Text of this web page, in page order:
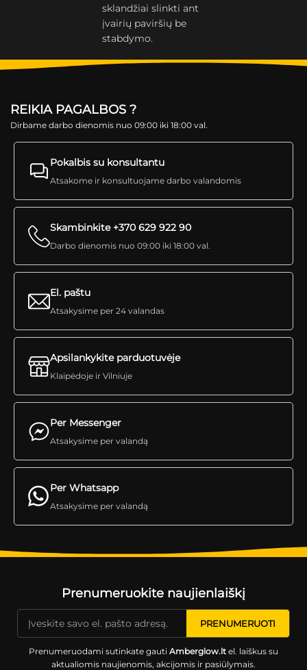
sklandžiai slinkti ant
įvairių paviršių be
stabdymo.
REIKIA PAGALBOS ?
Dirbame darbo dienomis nuo 09:00 iki 18:00 val.
Pokalbis su konsultantu
Atsakome ir konsultuojame darbo valandomis
Skambinkite +370 629 922 90
Darbo dienomis nuo 09:00 iki 18:00 val.
Per Messenger
Atsakysime per valandą
El. paštu
Atsakysime per 24 valandas
Apsilankykite parduotuvėje
Klaipėdoje ir Vilniuje
Per Whatsapp
Atsakysime per valandą
Prenumeruokite naujienlaiškį
Prenumeruodami sutinkate gauti Amberglow.ltel. laiškus su
aktualiomis naujienomis, akcijomis ir pasiūlymais.